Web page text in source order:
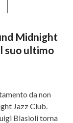
Midnight
suo ultimo
da non
Jazz Club.
Blasioli torna